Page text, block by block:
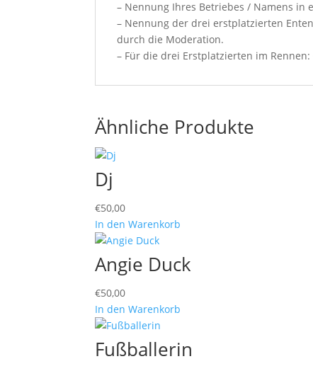
– Nennung Ihres Betriebes / Namens in
– Nennung der drei erstplatzierten
durch die Moderation.
– Für die drei Erstplatzierten im
Ähnliche Produkte
Dj
€50,00
In den Warenkorb
Angie Duck
€50,00
In den Warenkorb
Fußballerin